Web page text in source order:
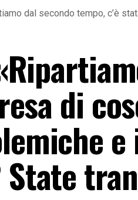
dal secondo tempo, c’è
di
State